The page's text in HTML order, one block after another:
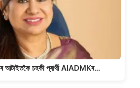
আটাইতকৈ চহকী প্ৰাৰ্থী AIADMKৰ…